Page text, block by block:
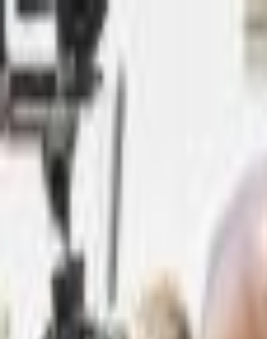
Lectura y tema
Cambiar tema
A- A
Redes Sociales